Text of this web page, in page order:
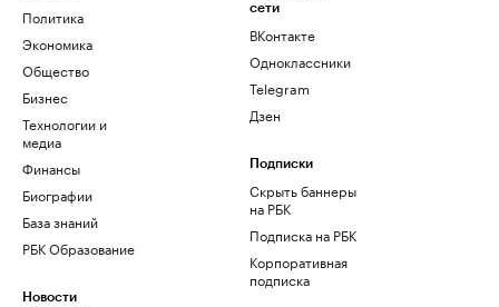
Политика
Экономика
Общество
Бизнес
Технологии и
медиа
Финансы
Биографии
База знаний
РБК Образование
Новости
сети
ВКонтакте
Одноклассники
Telegram
Дзен
Подписки
Скрыть баннеры
на РБК
Подписка на РБК
Корпоративная
подписка